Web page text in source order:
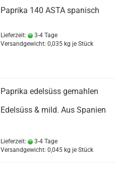
Paprika 140 ASTA spanisch
Lieferzeit:
3-4 Tage
Versandgewicht: 0,035kg je Stück
Paprika edelsüss gemahlen
Edelsüss & mild. Aus Spanien
Lieferzeit:
3-4 Tage
Versandgewicht: 0,045kg je Stück